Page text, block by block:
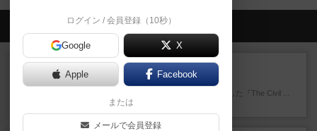
会員の新しい投稿
レビュー
南北戦争
1983年にVictory Gamesが出版した『The Civil ...
29分前
ログイン / 会員登録（10秒）
Google X
Apple Facebook
または
メールで会員登録